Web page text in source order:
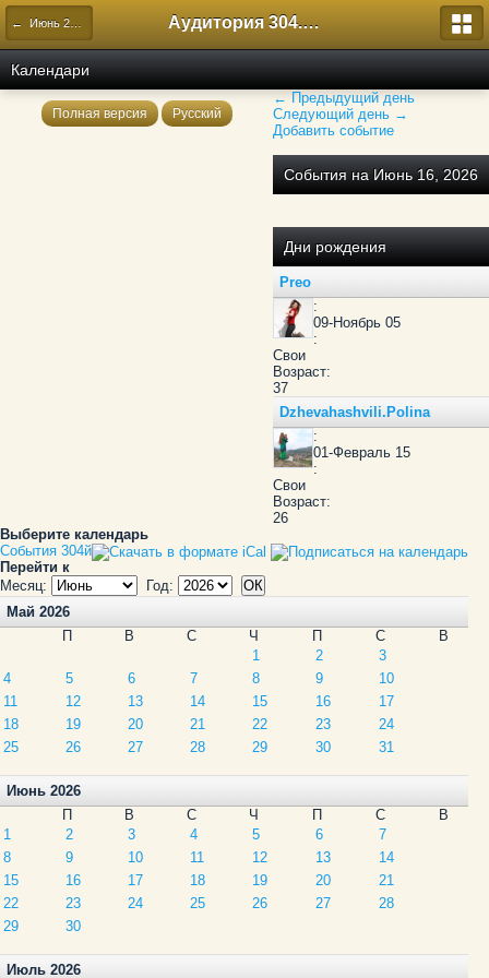
← Июнь 2026 Аудитория 304. История России
Календари
← Предыдущий день
Следующий день →
Добавить событие
События на Июнь 16, 2026
Дни рождения
Preo
:
09-Ноябрь 05
:
Свои
Возраст:
37
Dzhevahashvili.Polina
:
01-Февраль 15
:
Свои
Возраст:
26
Выберите календарь
События 304й
Перейти к
Месяц:
Год:
Май 2026
П
В С Ч П С
В
1
2
3
4
5 6 7 8 9
10
11
12 13 14 15 16
17
18
19 20 21 22 23
24
25
26 27 28 29 30 31
Июнь 2026
П
В С Ч П С
В
1
2 3 4 5 6
7
8
9 10 11 12 13
14
15
16 17 18 19 20
21
22
23 24 25 26 27
28
29
30
Июль 2026
Полная версия Русский